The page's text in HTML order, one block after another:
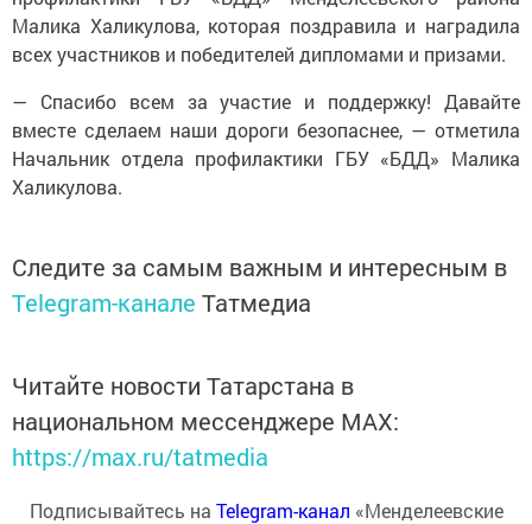
Малика Халикулова, которая поздравила и наградила
всех участников и победителей дипломами и призами.
— Спасибо всем за участие и поддержку! Давайте
вместе сделаем наши дороги безопаснее, — отметила
Начальник отдела профилактики ГБУ «БДД» Малика
Халикулова.
Следите за самым важным и интересным в
Telegram-канале Татмедиа
Читайте новости Татарстана в
национальном мессенджере MАХ:
https://max.ru/tatmedia
Подписывайтесь на Telegram-канал «Менделеевские